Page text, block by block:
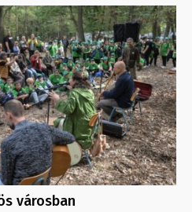
városban